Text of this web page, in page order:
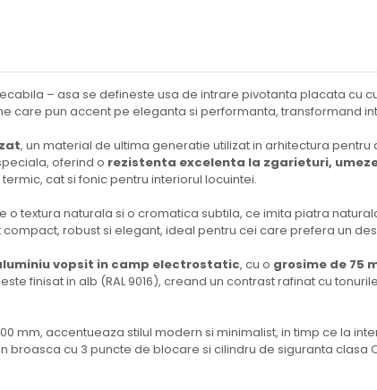
– asa se defineste usa de intrare pivotanta placata cu
care pun accent pe eleganta si performanta, transformand
, un material de ultima generatie utilizat in arhitectura
oferind o rezistenta excelenta la zgarieturi,
cat si fonic pentru interiorul locuintei.
o textura naturala si o cromatica subtila, ce imita piatra
robust si elegant, ideal pentru cei care prefera un
vopsit in camp electrostatic, cu o grosime de 75
finisat in alb (RAL 9016), creand un contrast rafinat cu
mm, accentueaza stilul modern si minimalist, in timp ce la
broasca cu 3 puncte de blocare si cilindru de siguranta